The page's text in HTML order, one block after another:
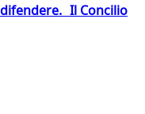
Il Concilio